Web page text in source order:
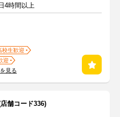
4時間以上
校生歓迎
迎
見る
舗コード336)